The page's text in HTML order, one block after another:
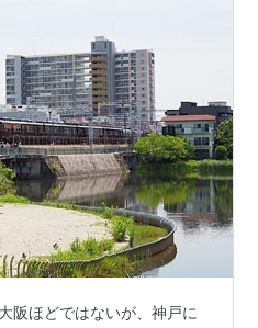
阪ほどではないが、神戸に